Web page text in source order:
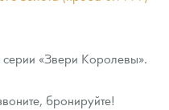
«Звери Королевы».
бронируйте!